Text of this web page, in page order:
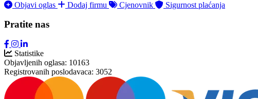
Objavi oglas Dodaj firmu Cjenovnik Sigurnost plaćanja
Pratite nas
Statistike
Objavljenih oglasa: 10163
Registrovanih poslodavaca: 3052